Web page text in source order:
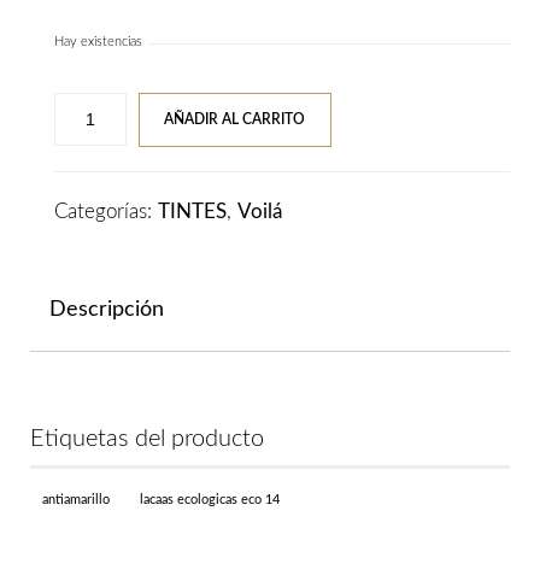
Hay existencias
INTENSE
AÑADIR AL CARRITO
Categorías: TINTES, Voilá
Descripción
Etiquetas del producto
antiamarillo lacaas ecologicas eco 14